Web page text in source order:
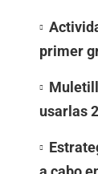
primer
usarlas